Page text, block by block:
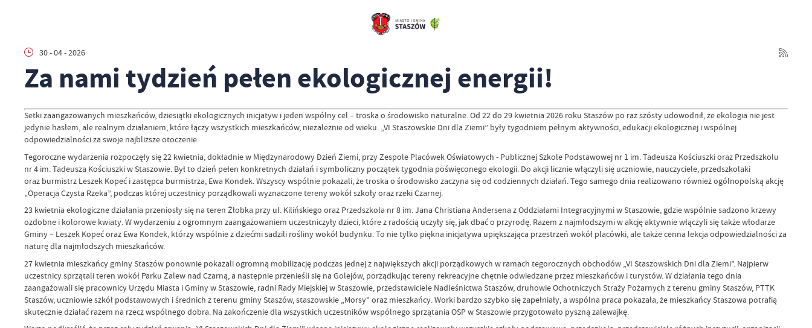
30 - 04 - 2026
Za nami tydzień pełen ekologicznej energii!
Setki zaangażowanych mieszkańców, dziesiątki ekologicznych inicjatyw i jeden wspólny cel – troska o środowisko naturalne. Od 22 do 29 kwietnia 2026 roku Staszów po raz szósty udowodnił, że ekologia nie jest
jedynie hasłem, ale realnym działaniem, które łączy wszystkich mieszkańców, niezależnie od wieku. „VI Staszowskie Dni dla Ziemi” były tygodniem pełnym aktywności, edukacji ekologicznej i wspólnej
odpowiedzialności za swoje najbliższe otoczenie.
Tegoroczne wydarzenia rozpoczęły się 22 kwietnia, dokładnie w Międzynarodowy Dzień Ziemi, przy Zespole Placówek Oświatowych - Publicznej Szkole Podstawowej nr 1 im. Tadeusza Kościuszki oraz Przedszkolu
nr 4 im. Tadeusza Kościuszki w Staszowie. Był to dzień pełen konkretnych działań i symboliczny początek tygodnia poświęconego ekologii. Do akcji licznie włączyli się uczniowie, nauczyciele, przedszkolaki
oraz burmistrz Leszek Kopeć i zastępca burmistrza, Ewa Kondek. Wszyscy wspólnie pokazali, że troska o środowisko zaczyna się od codziennych działań. Tego samego dnia realizowano również ogólnopolską akcję
„Operacja Czysta Rzeka”, podczas której uczestnicy porządkowali wyznaczone tereny wokół szkoły oraz rzeki Czarnej.
23 kwietnia ekologiczne działania przeniosły się na teren Żłobka przy ul. Kilińskiego oraz Przedszkola nr 8 im. Jana Christiana Andersena z Oddziałami Integracyjnymi w Staszowie, gdzie wspólnie sadzono krzewy
ozdobne i kolorowe kwiaty. W wydarzeniu z ogromnym zaangażowaniem uczestniczyły dzieci, które z radością uczyły się, jak dbać o przyrodę. Razem z najmłodszymi w akcję aktywnie włączyli się także włodarze
Gminy – Leszek Kopeć oraz Ewa Kondek, którzy wspólnie z dziećmi sadzili rośliny wokół budynku. To nie tylko piękna inicjatywa upiększająca przestrzeń wokół placówki, ale także cenna lekcja odpowiedzialności za
naturę dla najmłodszych mieszkańców.
27 kwietnia mieszkańcy gminy Staszów ponownie pokazali ogromną mobilizację podczas jednej z największych akcji porządkowych w ramach tegorocznych obchodów „VI Staszowskich Dni dla Ziemi”. Najpierw
uczestnicy sprzątali teren wokół Parku Zalew nad Czarną, a następnie przenieśli się na Golejów, porządkując tereny rekreacyjne chętnie odwiedzane przez mieszkańców i turystów. W działania tego dnia
zaangażowali się pracownicy Urzędu Miasta i Gminy w Staszowie, radni Rady Miejskiej w Staszowie, przedstawiciele Nadleśnictwa Staszów, druhowie Ochotniczych Straży Pożarnych z terenu gminy Staszów, PTTK
Staszów, uczniowie szkół podstawowych i średnich z terenu gminy Staszów, staszowskie „Morsy” oraz mieszkańcy. Worki bardzo szybko się zapełniały, a wspólna praca pokazała, że mieszkańcy Staszowa potrafią
skutecznie działać razem na rzecz wspólnego dobra. Na zakończenie dla wszystkich uczestników wspólnego sprzątania OSP w Staszowie przygotowało pyszną zalewajkę.